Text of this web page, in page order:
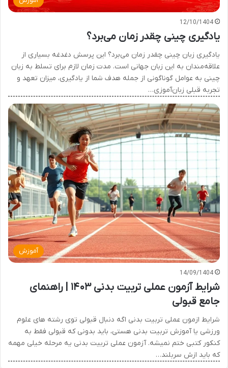
12/10/1404
یادگیری چینی چقدر زمان می‌برد؟
یادگیری زبان چینی چقدر زمان می‌برد؟ این پرسش دغدغه بسیاری از
علاقه‌مندان به این زبان جهانی است. مدت زمان لازم برای تسلط به زبان
چینی به عوامل گوناگونی از جمله هدف شما از یادگیری، میزان تعهد و
تجربه قبلی زبان‌آموزی…
آموزش
14/09/1404
شرایط آزمون عملی تربیت بدنی ۱۴۰۳ | راهنمای
جامع قبولی
شرایط ازمون عملی تربیت بدنی اگه دنبال قبولی توی رشته های علوم
ورزشی یا آموزش تربیت بدنی هستی، باید بدونی که قبولی فقط به
کنکور کتبی ختم نمیشه. آزمون عملی تربیت بدنی یه مرحله خیلی مهمه
که باید ازش سربلند…